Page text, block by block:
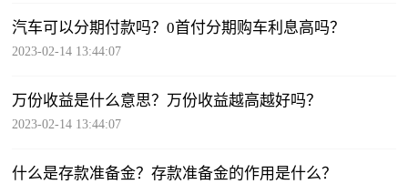
汽车可以分期付款吗？0首付分期购车利息高吗？
2023-02-14 13:44:07
万份收益是什么意思？万份收益越高越好吗？
2023-02-14 13:44:07
什么是存款准备金？存款准备金的作用是什么？